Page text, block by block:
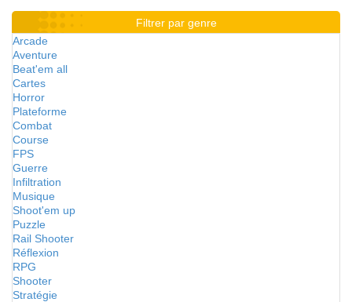
Filtrer par genre
Arcade
Aventure
Beat'em all
Cartes
Horror
Plateforme
Combat
Course
FPS
Guerre
Infiltration
Musique
Shoot'em up
Puzzle
Rail Shooter
Réflexion
RPG
Shooter
Stratégie